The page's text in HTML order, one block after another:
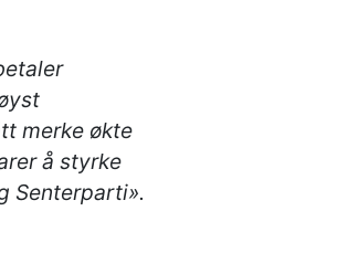
merke økte
å styrke
Senterparti».